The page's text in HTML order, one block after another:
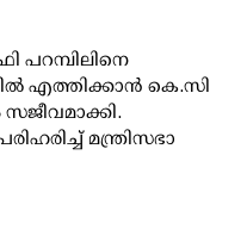
പറമ്പിലിനെ
എത്തിക്കാന്‍ കെ.സി
മന്ത്രിസഭാ